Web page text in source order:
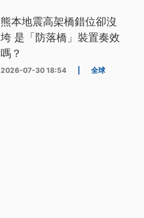
熊本地震高架橋錯位卻沒
垮 是「防落橋」裝置奏效
嗎？
2026-07-30 18:54 全球